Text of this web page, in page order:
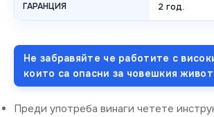
ГАРАНЦИЯ 2 год.
Не забравяйте че работите с
които са опасни за човешкия
Преди употреба винаги четете